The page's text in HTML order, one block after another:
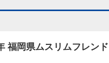
福岡県ムスリムフレン